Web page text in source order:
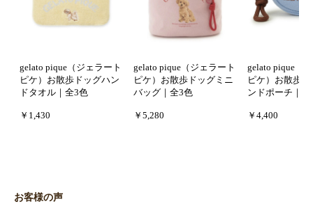
gelato pique（ジェラート
ピケ）お散歩ドッグハン
ドタオル｜全3色
￥1,430
gelato pique（ジェラート
ピケ）お散歩ドッグミニ
バッグ｜全3色
￥5,280
gelato pique（
ピケ）お散歩
ンドポーチ｜全
￥4,400
お客様の声